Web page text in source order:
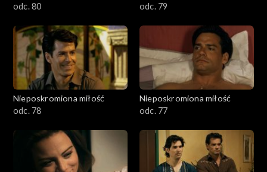
odc. 80
odc. 79
Nieposkromiona miłość
odc. 78
Nieposkromiona miłość
odc. 77